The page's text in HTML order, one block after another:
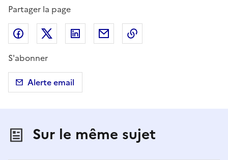
Partager la page
Partager sur Facebook
Partager sur X (anciennement Twitter)
Partager sur LinkedIn
Partager par email
S'abonner
Alerte email
Sur le même sujet